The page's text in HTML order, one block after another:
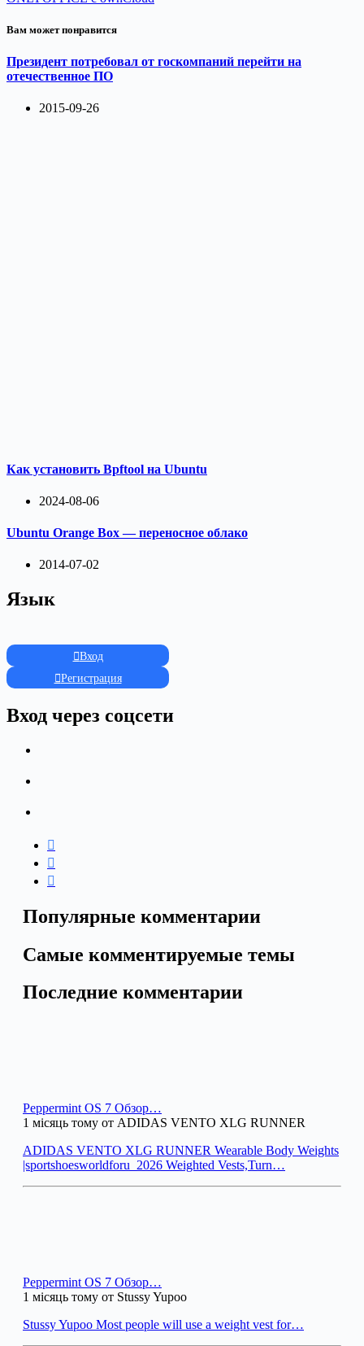
Вам может понравится
Президент потребовал от госкомпаний перейти на
отечественное ПО
2015-09-26
Как установить Bpftool на Ubuntu
2024-08-06
Ubuntu Orange Box — переносное облако
2014-07-02
Язык
Вход
Регистрация
Вход через соцсети
Популярные комментарии
Самые комментируемые темы
Последние комментарии
Peppermint OS 7 Обзор…
1 місяць тому от ADIDAS VENTO XLG RUNNER
ADIDAS VENTO XLG RUNNER Wearable Body Weights
|sportshoesworldforu_2026 Weighted Vests,Turn…
Peppermint OS 7 Обзор…
1 місяць тому от Stussy Yupoo
Stussy Yupoo Most people will use a weight vest for…